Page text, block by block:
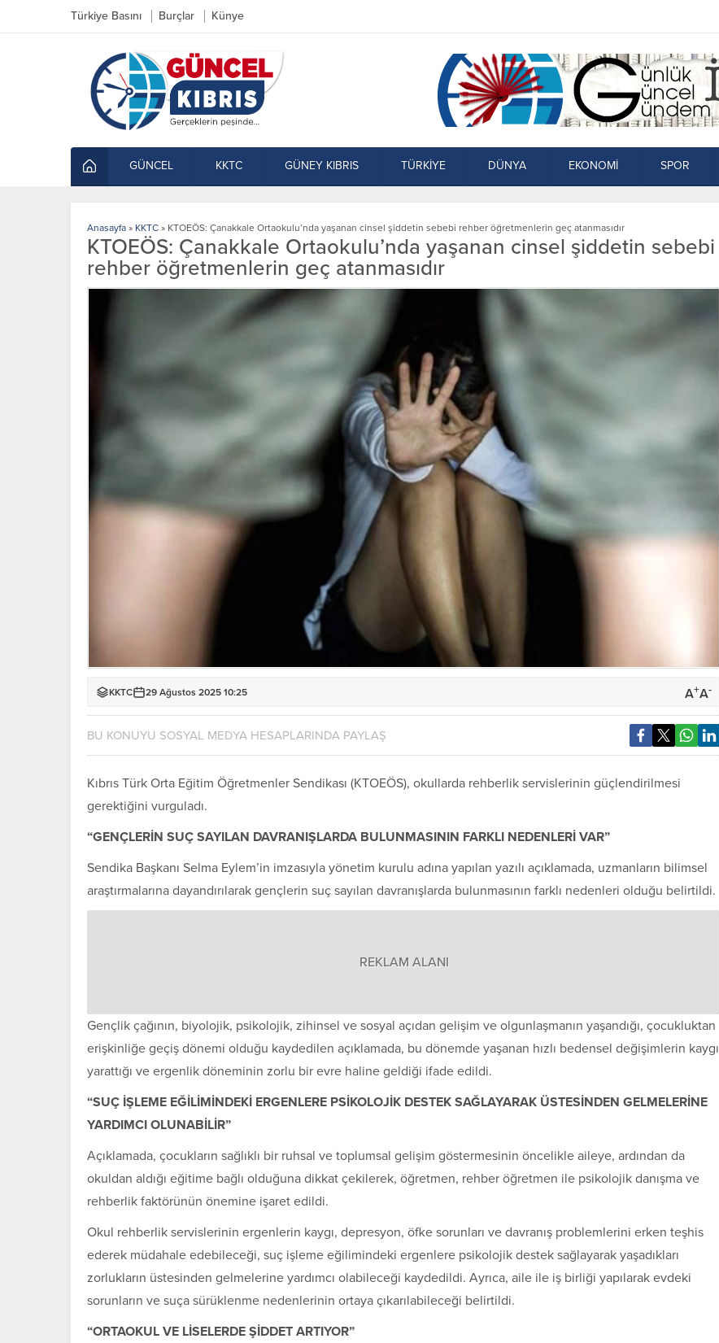
Türkiye Basını Burçlar Künye
GÜNCEL KKTC GÜNEY KIBRIS TÜRKİYE DÜNYA EKONOMİ SPOR
Anasayfa » KKTC » KTOEÖS: Çanakkale Ortaokulu’nda yaşanan cinsel şiddetin sebebi rehber öğretmenlerin geç atanmasıdır
KTOEÖS: Çanakkale Ortaokulu’nda yaşanan cinsel şiddetin sebebi
rehber öğretmenlerin geç atanmasıdır
KKTC 29 Ağustos 2025 10:25 A+A-
BU KONUYU SOSYAL MEDYA HESAPLARINDA PAYLAŞ
Kıbrıs Türk Orta Eğitim Öğretmenler Sendikası (KTOEÖS), okullarda rehberlik servislerinin güçlendirilmesi
gerektiğini vurguladı.
“GENÇLERİN SUÇ SAYILAN DAVRANIŞLARDA BULUNMASININ FARKLI NEDENLERİ VAR”
Sendika Başkanı Selma Eylem’in imzasıyla yönetim kurulu adına yapılan yazılı açıklamada, uzmanların bilimsel
araştırmalarına dayandırılarak gençlerin suç sayılan davranışlarda bulunmasının farklı nedenleri olduğu belirtildi.
REKLAM ALANI
Gençlik çağının, biyolojik, psikolojik, zihinsel ve sosyal açıdan gelişim ve olgunlaşmanın yaşandığı, çocukluktan
erişkinliğe geçiş dönemi olduğu kaydedilen açıklamada, bu dönemde yaşanan hızlı bedensel değişimlerin kaygı
yarattığı ve ergenlik döneminin zorlu bir evre haline geldiği ifade edildi.
“SUÇ İŞLEME EĞİLİMİNDEKİ ERGENLERE PSİKOLOJİK DESTEK SAĞLAYARAK ÜSTESİNDEN GELMELERİNE
YARDIMCI OLUNABİLİR”
Açıklamada, çocukların sağlıklı bir ruhsal ve toplumsal gelişim göstermesinin öncelikle aileye, ardından da
okuldan aldığı eğitime bağlı olduğuna dikkat çekilerek, öğretmen, rehber öğretmen ile psikolojik danışma ve
rehberlik faktörünün önemine işaret edildi.
Okul rehberlik servislerinin ergenlerin kaygı, depresyon, öfke sorunları ve davranış problemlerini erken teşhis
ederek müdahale edebileceği, suç işleme eğilimindeki ergenlere psikolojik destek sağlayarak yaşadıkları
zorlukların üstesinden gelmelerine yardımcı olabileceği kaydedildi. Ayrıca, aile ile iş birliği yapılarak evdeki
sorunların ve suça sürüklenme nedenlerinin ortaya çıkarılabileceği belirtildi.
“ORTAOKUL VE LİSELERDE ŞİDDET ARTIYOR”